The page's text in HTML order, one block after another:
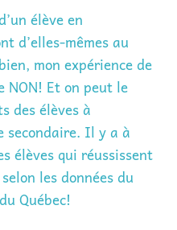
élève en
d’elles-mêmes au
mon expérience de
NON! Et on peut le
des élèves à
secondaire. Il y a à
élèves qui réussissent
les données du
Québec!